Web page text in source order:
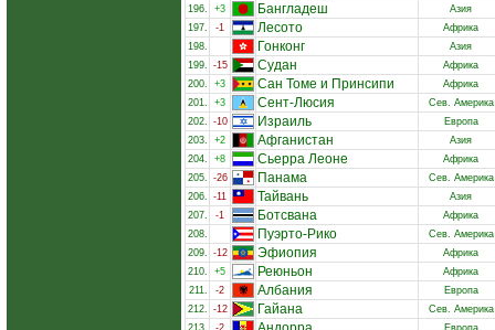
196.
+3 Бангладеш
Азия
197.
-1 Лесото
Африка
198.
Гонконг
Азия
199. -15 Судан
Африка
200.
+3 Сан Томе и Принсипи
Африка
201.
+3 Сент-Люсия
Сев. Америка
202. -10 Израиль
Европа
203.
+2 Афганистан
Азия
204.
+8 Сьерра Леоне
Африка
205. -26 Панама
Сев. Америка
206. -11 Тайвань
Азия
207.
-1 Ботсвана
Африка
208.
Пуэрто-Рико
Сев. Америка
209. -12 Эфиопия
Африка
210.
+5 Реюньон
Африка
211.
-2 Албания
Европа
212. -12 Гайана
Сев. Америка
213.
-2
Европа